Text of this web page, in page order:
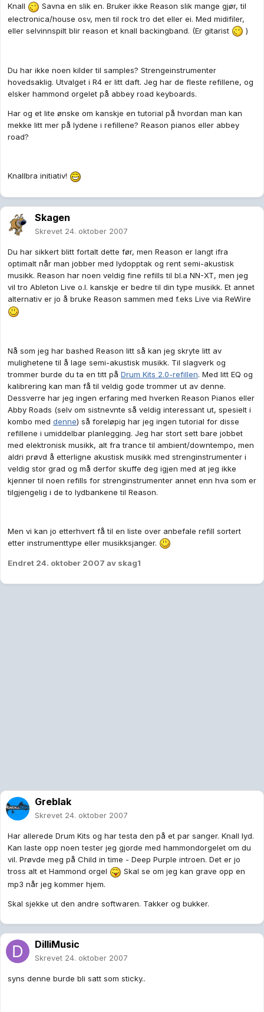
Knall
Savna en slik en. Bruker ikke Reason slik mange gjør, til
electronica/house osv, men til rock tro det eller ei. Med midifiler,
eller selvinnspilt blir reason et knall backingband. (Er gitarist
)
Du har ikke noen kilder til samples? Strengeinstrumenter
hovedsaklig. Utvalget i R4 er litt daft. Jeg har de fleste refillene, og
elsker hammond orgelet på abbey road keyboards.
Har og et lite ønske om kanskje en tutorial på hvordan man kan
mekke litt mer på lydene i refillene? Reason pianos eller abbey
road?
Knallbra initiativ!
Skagen
Skrevet 24. oktober 2007
Du har sikkert blitt fortalt dette før, men Reason er langt ifra
optimalt når man jobber med lydopptak og rent semi-akustisk
musikk. Reason har noen veldig fine refills til bl.a NN-XT, men jeg
vil tro Ableton Live o.l. kanskje er bedre til din type musikk. Et annet
alternativ er jo å bruke Reason sammen med f.eks Live via ReWire
Nå som jeg har bashed Reason litt så kan jeg skryte litt av
mulighetene til å lage semi-akustisk musikk. Til slagverk og
trommer burde du ta en titt på Drum Kits 2.0-refillen. Med litt EQ og
kalibrering kan man få til veldig gode trommer ut av denne.
Dessverre har jeg ingen erfaring med hverken Reason Pianos eller
Abby Roads (selv om sistnevnte så veldig interessant ut, spesielt i
kombo med denne) så foreløpig har jeg ingen tutorial for disse
refillene i umiddelbar planlegging. Jeg har stort sett bare jobbet
med elektronisk musikk, alt fra trance til ambient/downtempo, men
aldri prøvd å etterligne akustisk musikk med strenginstrumenter i
veldig stor grad og må derfor skuffe deg igjen med at jeg ikke
kjenner til noen refills for strenginstrumenter annet enn hva som er
tilgjengelig i de to lydbankene til Reason.
Men vi kan jo etterhvert få til en liste over anbefale refill sortert
etter instrumenttype eller musikksjanger.
Endret 24. oktober 2007 av skag1
Greblak
Skrevet 24. oktober 2007
Har allerede Drum Kits og har testa den på et par sanger. Knall lyd.
Kan laste opp noen tester jeg gjorde med hammondorgelet om du
vil. Prøvde meg på Child in time - Deep Purple introen. Det er jo
tross alt et Hammond orgel
Skal se om jeg kan grave opp en
mp3 når jeg kommer hjem.
Skal sjekke ut den andre softwaren. Takker og bukker.
DilliMusic
Skrevet 24. oktober 2007
syns denne burde bli satt som sticky..